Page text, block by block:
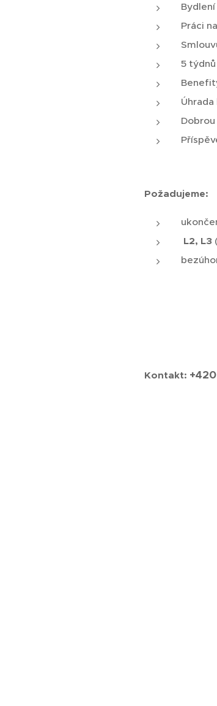
Práci
5
Požadujeme:
L2, L3
Kontakt: